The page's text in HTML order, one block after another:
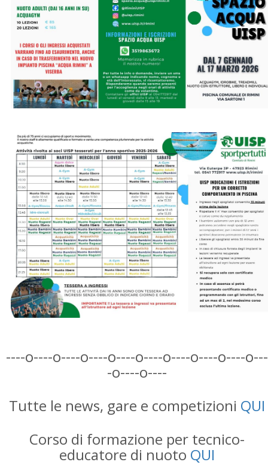
----o----o----o----o----o----o----o----o----o---
-o----o----
Tutte le news, gare e competizioni QUI
Corso di formazione per tecnico-
educatore di nuoto QUI